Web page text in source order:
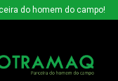
do homem do campo!